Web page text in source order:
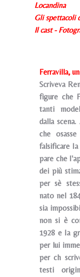
Locandina
Gli spettacoli
Il cast -
Ferravilla,
Scriveva
figure che
tanti
dalla
che
falsificare
pare che
dei più
per sè
nato nel
sia
non si è
1928 e Ia
per lui
per ch
testi